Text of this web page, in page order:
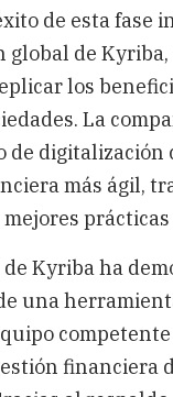
de esta fase
global de
los
La
de
más ágil,
Kyriba ha
una
financiera